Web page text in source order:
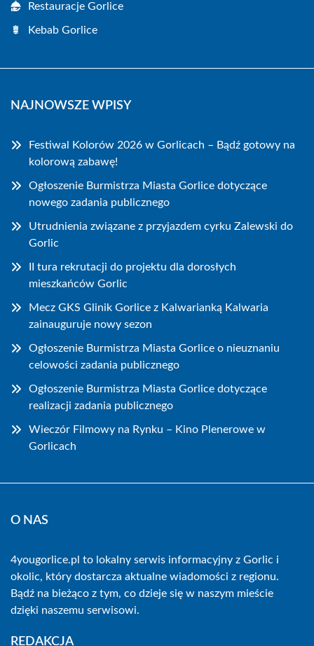
Restauracje Gorlice
Kebab Gorlice
NAJNOWSZE WPISY
Festiwal Kolorów 2026 w Gorlicach – Bądź gotowy na
kolorową zabawę!
Ogłoszenie Burmistrza Miasta Gorlice dotyczące
nowego zadania publicznego
Utrudnienia związane z przyjazdem cyrku Zalewski do
Gorlic
II tura rekrutacji do projektu dla dorosłych
mieszkańców Gorlic
Mecz GKS Glinik Gorlice z Kalwarianką Kalwaria
zainauguruje nowy sezon
Ogłoszenie Burmistrza Miasta Gorlice o nieuznaniu
celowości zadania publicznego
Ogłoszenie Burmistrza Miasta Gorlice dotyczące
realizacji zadania publicznego
Wieczór Filmowy na Rynku – Kino Plenerowe w
Gorlicach
O NAS
4yougorlice.pl to lokalny serwis informacyjny z Gorlic i
okolic, który dostarcza aktualne wiadomości z regionu.
Bądź na bieżąco z tym, co dzieje się w naszym mieście
dzięki naszemu serwisowi.
REDAKCJA